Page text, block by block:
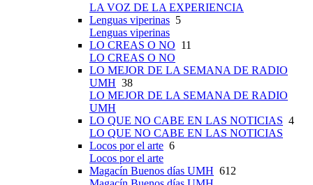
LA VOZ DE LA EXPERIENCIA
Lenguas viperinas 5
Lenguas viperinas
LO CREAS O NO 11
LO CREAS O NO
LO MEJOR DE LA SEMANA DE RADIO
UMH 38
LO MEJOR DE LA SEMANA DE RADIO
UMH
LO QUE NO CABE EN LAS NOTICIAS 4
LO QUE NO CABE EN LAS NOTICIAS
Locos por el arte 6
Locos por el arte
Magacín Buenos días UMH 612